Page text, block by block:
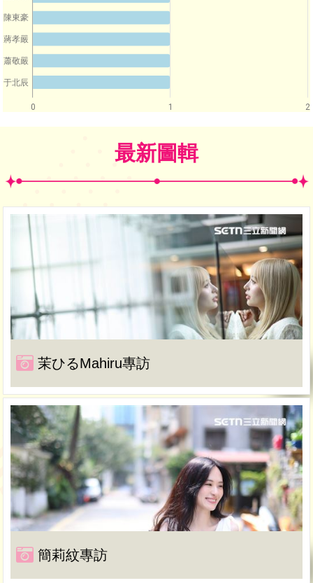
0 1 2
陳東豪
蔣孝嚴
蕭敬嚴
于北辰
最新圖輯
茉ひるMahiru專訪
簡莉紋專訪